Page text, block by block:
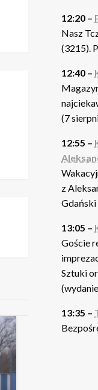
12:20 –
Nasz
(3215).
12:40 –
(7
12:55 –
z
Gdański
13:05 –
Goście
Sztuki
13:35 –